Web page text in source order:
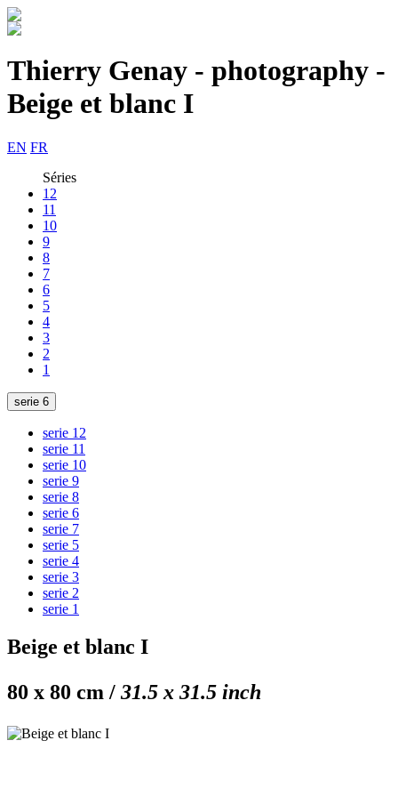
Thierry Genay - photography -
Beige et blanc I
EN FR
Séries
12
11
10
9
8
7
6
5
4
3
2
1
serie 6
serie 12
serie 11
serie 10
serie 9
serie 8
serie 6
serie 7
serie 5
serie 4
serie 3
serie 2
serie 1
Beige et blanc I
80 x 80 cm / 31.5 x 31.5 inch